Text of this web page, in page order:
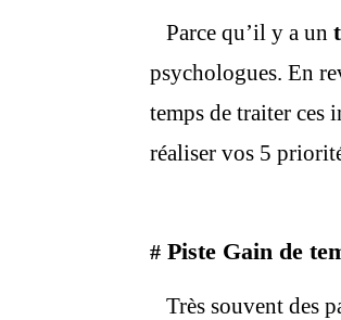
Parce qu’il y a un
psychologues. En
temps de traiter ces
réaliser vos 5
# Piste Gain de
Très souvent des